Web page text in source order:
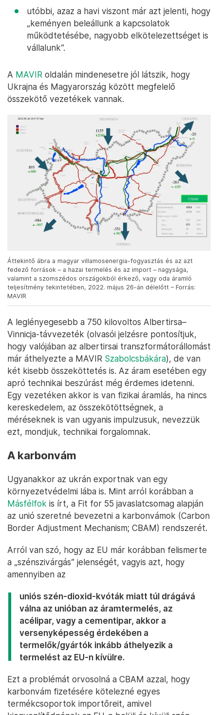
utóbbi, azaz a havi viszont már azt jelenti, hogy
„keményen beleállunk a kapcsolatok
működtetésébe, nagyobb elkötelezettséget is
vállalunk”.
A MAVIR oldalán mindenesetre jól látszik, hogy
Ukrajna és Magyarország között megfelelő
összekötő vezetékek vannak.
Áttekintő ábra a magyar villamosenergia-fogyasztás és az azt
fedező források – a hazai termelés és az import – nagysága,
valamint a szomszédos országokból érkező, vagy oda áramló
teljesítmény tekintetében, 2022. május 26-án délelőtt – Forrás:
MAVIR
A leglényegesebb a 750 kilovoltos Albertirsa–
Vinnicja-távvezeték (olvasói jelzésre pontosítjuk,
hogy valójában az albertirsai transzformátorállomást
már áthelyezte a MAVIR Szabolcsbákára), de van
két kisebb összeköttetés is. Az áram esetében egy
apró technikai beszúrást még érdemes idetenni.
Egy vezetéken akkor is van fizikai áramlás, ha nincs
kereskedelem, az összekötöttségnek, a
méréseknek is van ugyanis impulzusuk, nevezzük
ezt, mondjuk, technikai forgalomnak.
A karbonvám
Ugyanakkor az ukrán exportnak van egy
környezetvédelmi lába is. Mint arról korábban a
Másfélfok is írt, a Fit for 55 javaslatcsomag alapján
az unió szeretné bevezetni a karbonvámok (Carbon
Border Adjustment Mechanism; CBAM) rendszerét.
Arról van szó, hogy az EU már korábban felismerte
a „szénszivárgás” jelenségét, vagyis azt, hogy
amennyiben az
uniós szén-dioxid-kvóták miatt túl drágává
válna az unióban az áramtermelés, az
acélipar, vagy a cementipar, akkor a
versenyképesség érdekében a
termelők/gyártók inkább áthelyezik a
termelést az EU-n kívülre.
Ezt a problémát orvosolná a CBAM azzal, hogy
karbonvám fizetésére kötelezné egyes
termékcsoportok importőreit, amivel